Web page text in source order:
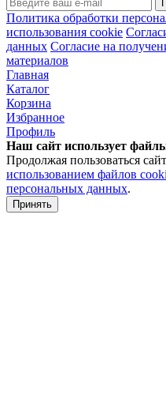
Политика обработки
использования cookie
данных Согласие на
материалов
Главная
Каталог
Корзина
Избранное
Профиль
Наш сайт использует
Продолжая пользоваться
использованием файлов
персональных данных.
Принять